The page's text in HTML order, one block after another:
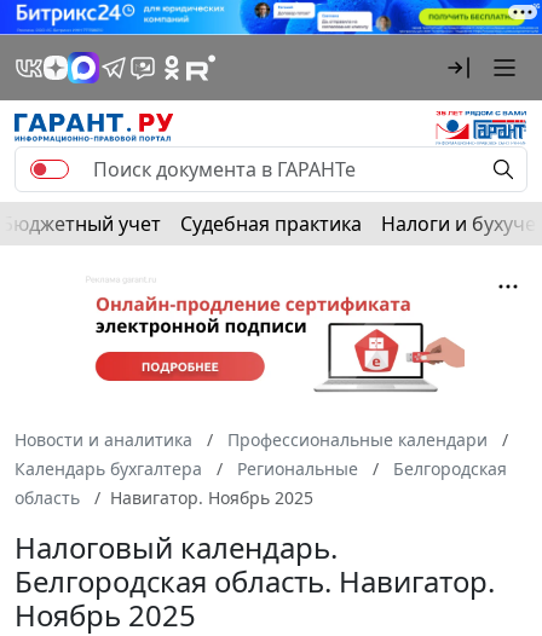
Бюджетный учет Судебная практика Налоги и
Новости и аналитика
Профессиональные календари
Календарь бухгалтера
Региональные
Белгородская
область
Навигатор. Ноябрь 2025
Налоговый календарь.
Белгородская область. Навигатор.
Ноябрь 2025